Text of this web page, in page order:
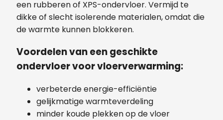
een rubberen of XPS-ondervloer. Vermijd te
dikke of slecht isolerende materialen, omdat die
de warmte kunnen blokkeren.
Voordelen van een geschikte
ondervloer voor vloerverwarming:
verbeterde energie-efficiëntie
gelijkmatige warmteverdeling
minder koude plekken op de vloer